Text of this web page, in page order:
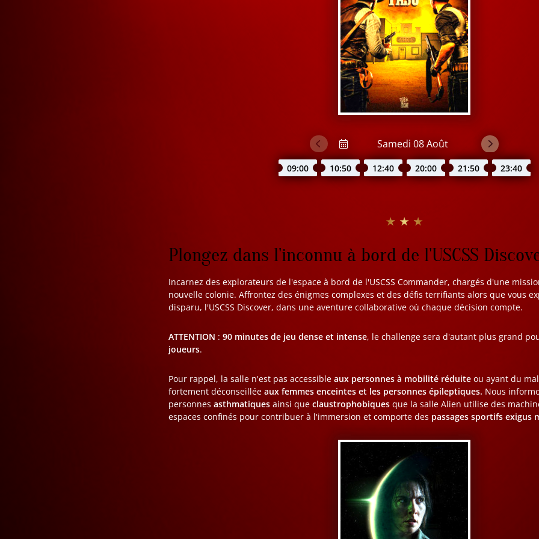
09:00 10:50 12:40 20:00 21:50 23:40
★ ★ ★
Plongez dans l'inconnu à bord de l'USCSS
Incarnez des explorateurs de l'espace à bord de l'USCSS Commander, chargés d'une
nouvelle colonie. Affrontez des énigmes complexes et des défis terrifiants alors que vous
disparu, l'USCSS Discover, dans une aventure collaborative où chaque décision compte.
ATTENTION : 90 minutes de jeu dense et intense, le challenge sera d'autant plus grand
joueurs.
Pour rappel, la salle n'est pas accessible aux personnes à mobilité réduite ou ayant du
fortement déconseillée aux femmes enceintes et les personnes épileptiques. Nous
personnes asthmatiques ainsi que claustrophobiques que la salle Alien utilise des
espaces confinés pour contribuer à l'immersion et comporte des passages sportifs exigus